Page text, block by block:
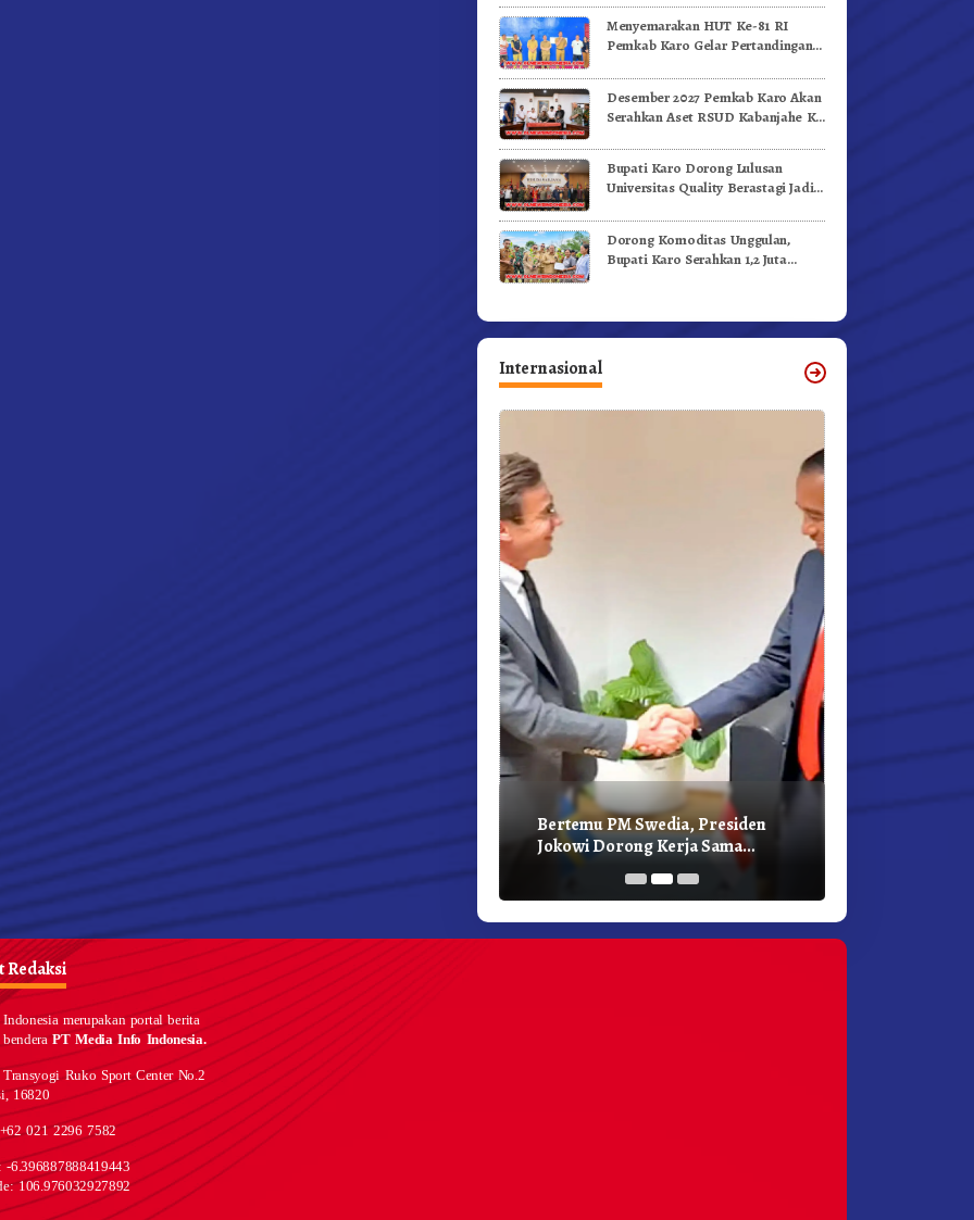
Menyemarakan HUT Ke-81 RI
Pemkab Karo Gelar Pertandingan
Desember 2027 Pemkab Karo Akan
Serahkan Aset RSUD Kabanjahe Ke
Bupati Karo Dorong Lulusan
Universitas Quality Berastagi Jadi
Dorong Komoditas Unggulan,
Bupati Karo Serahkan 1,2 Juta
Internasional
Bertemu PM Swedia, Presiden
Jokowi Dorong Kerja Sama
Pembangunan Hijau
Redaksi
Indonesia merupakan portal berita
benderaPT Media Info Indonesia.
Ruko Sport Center No.2
16820
021 2296 7582
-6.396887888419443
106.976032927892